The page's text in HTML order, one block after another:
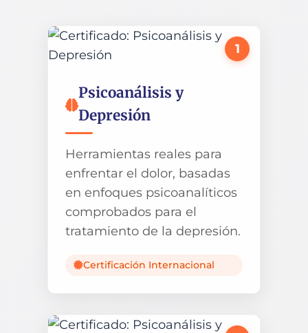
1
Psicoanálisis y
Depresión
Herramientas reales para
enfrentar el dolor, basadas
en enfoques psicoanalíticos
comprobados para el
tratamiento de la depresión.
Certificación Internacional